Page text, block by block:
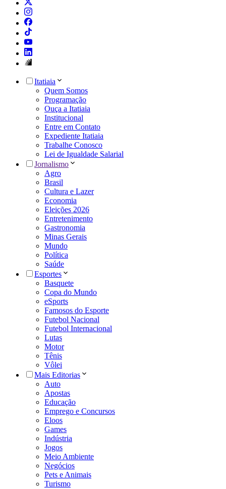
Itatiaia
Quem Somos
Programação
Ouça a Itatiaia
Institucional
Entre em Contato
Expediente Itatiaia
Trabalhe Conosco
Lei de Igualdade Salarial
Jornalismo
Agro
Brasil
Cultura e Lazer
Economia
Eleições 2026
Entretenimento
Gastronomia
Minas Gerais
Mundo
Política
Saúde
Esportes
Basquete
Copa do Mundo
eSports
Famosos do Esporte
Futebol Nacional
Futebol Internacional
Lutas
Motor
Tênis
Vôlei
Mais Editorias
Auto
Apostas
Educação
Emprego e Concursos
Eloos
Games
Indústria
Jogos
Meio Ambiente
Negócios
Pets e Animais
Turismo